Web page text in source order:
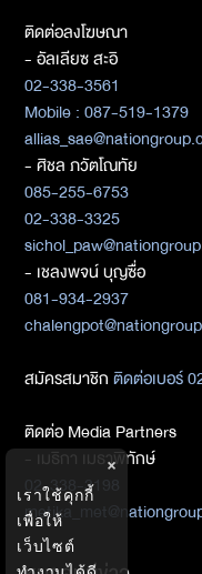
ติดต่อลงโฆษณา
- อัลเลียซ สะอิ
02-338-3561
Mobile : 087-519-1379
- ศิชล ภวัตโณทัย
085-255-6753
02-338-3325
- เชลงพจน์ บุญซื่อ
081-934-2937
สมัครสมาชิกติดต่อเบอร์
ติดต่อ Media Partners
- เมธิกา เมธาพิทักษ์
02-338-3198
×
เราใช้คุกกี้
เพื่อให้
เว็บไซต์